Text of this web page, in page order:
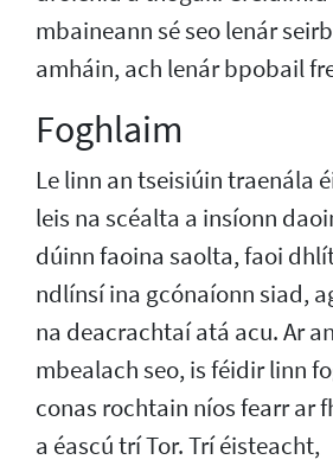
mbaineann sé seo lenár
amháin, ach lenár bpobail
Foghlaim
Le linn an tseisiúin traenála
leis na scéalta a insíonn
dúinn faoina saolta, faoi
ndlínsí ina gcónaíonn siad,
na deacrachtaí atá acu. Ar an
mbealach seo, is féidir linn
conas rochtain níos fearr ar
a éascú trí Tor. Trí éisteacht,